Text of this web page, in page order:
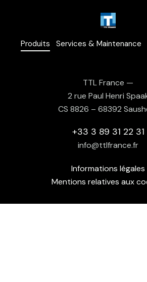
Produits Services & Maintenance
TTL France —
2 rue Paul Henri
CS 8826 – 68392
+33 3 89 31 22 31
info@ttlfrance.fr
Informations légales
Mentions relatives aux